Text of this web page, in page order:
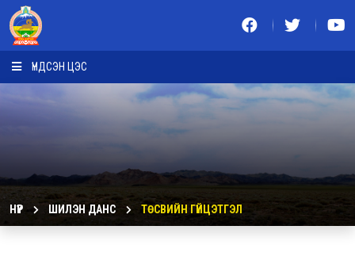
ҮНДСЭН ЦЭС
НҮҮР ШИЛЭН ДАНС ТӨСВИЙН ГҮЙЦЭТГЭЛ